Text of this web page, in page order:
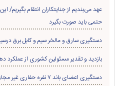
عهد می‌بندیم از جنایتکاران انتقام
حتمی باید صورت بگیرد
دستگیری سارق و مالخر سیم و کابل برق
بازدید و تقدیر مسئولین کشوری از عملکرد
دستگیری اعضای باند ۷ نفره حفاری غير مجاز درسیاهکل